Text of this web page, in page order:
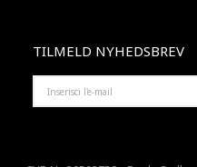
TILMELD NYHEDSBREV
MAIL